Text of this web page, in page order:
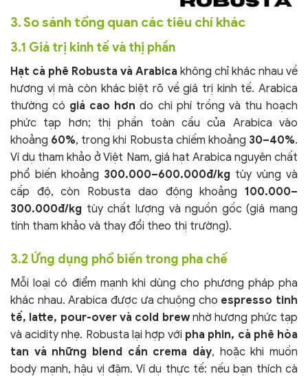
3. So sánh tổng quan các tiêu chí khác
3.1 Giá trị kinh tế và thị phần
Hạt cà phê Robusta và Arabica không chỉ khác nhau về
hương vị mà còn khác biệt rõ về giá trị kinh tế. Arabica
thường có giá cao hơn do chi phí trồng và thu hoạch
phức tạp hơn; thị phần toàn cầu của Arabica vào
khoảng 60%, trong khi Robusta chiếm khoảng 30–40%.
Ví dụ tham khảo ở Việt Nam, giá hạt Arabica nguyên chất
phổ biến khoảng 300.000–600.000đ/kg tùy vùng và
cấp độ, còn Robusta dao động khoảng 100.000–
300.000đ/kg tùy chất lượng và nguồn gốc (giá mang
tính tham khảo và thay đổi theo thị trường).
3.2 Ứng dụng phổ biến trong pha chế
Mỗi loại có điểm mạnh khi dùng cho phương pháp pha
khác nhau. Arabica được ưa chuộng cho espresso tinh
tế, latte, pour-over và cold brewnhờ hương phức tạp
và acidity nhẹ. Robusta lại hợp với pha phin, cà phê hòa
tan và những blend cần crema dày, hoặc khi muốn
body mạnh, hậu vị đậm. Ví dụ thực tế: nếu bạn thích cà